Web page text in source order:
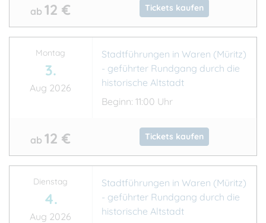
ab12 € Tickets kaufen
Montag
3.
Aug 2026
Stadtführungen in Waren (Müritz)
- geführter Rundgang durch die
historische Altstadt
Beginn: 11:00 Uhr
ab12 € Tickets kaufen
Dienstag
4.
Aug 2026
Stadtführungen in Waren (Müritz)
- geführter Rundgang durch die
historische Altstadt